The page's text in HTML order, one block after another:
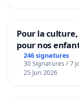
Pour la
pour nos
246 signatures
30 Signatures / 7
25 Jun 2026